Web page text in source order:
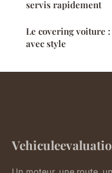
servis rapidement
Le covering voiture
avec style